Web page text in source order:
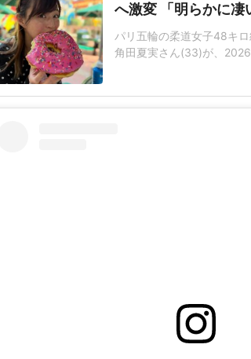
へ激変 「明らかに凄
パリ五輪の柔道女子48キ
角田夏実さん(33)が、
トレーニングで仕上げた
直していきたい」角田さ